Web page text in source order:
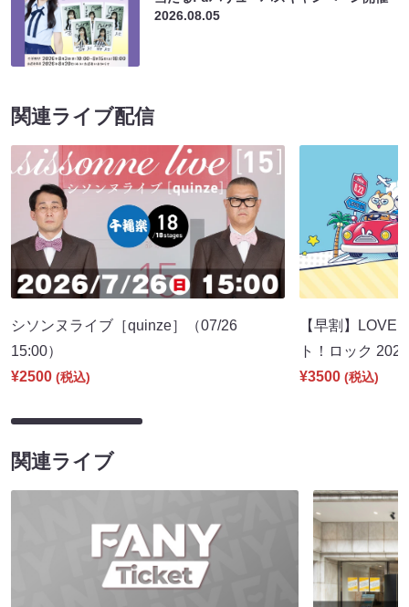
2026.08.05
関連ライブ配信
シソンヌライブ［quinze］（07/26
15:00）
¥2500 (税込)
【早割】LOVE
ト！ロック
¥3500 (税込)
関連ライブ